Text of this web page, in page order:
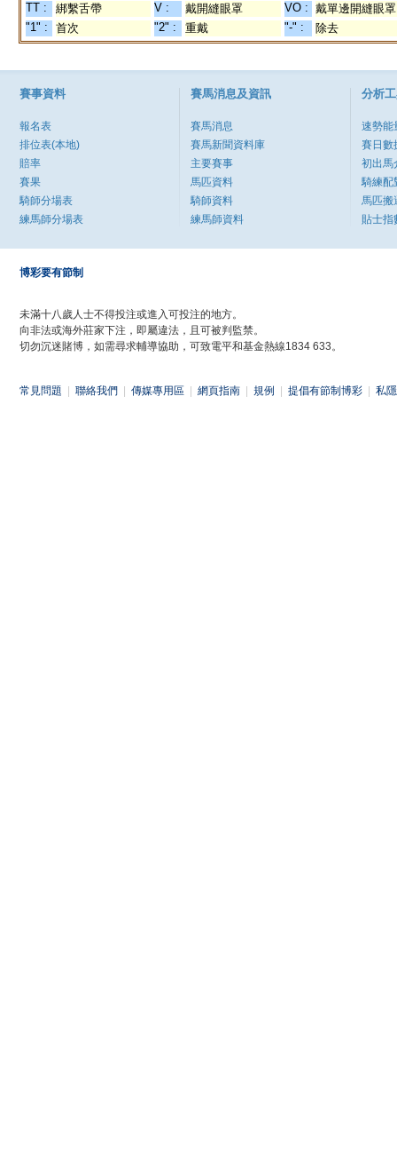
TT : 綁繫舌帶 V : 戴開縫眼罩 VO : 戴單邊開縫眼罩
"1" :
首次 "2" : 重戴 "-" : 除去
賽事資料
報名表
排位表(本地)
賠率
賽果
騎師分場表
練馬師分場表
賽馬消息及資訊
賽馬消息
賽馬新聞資料庫
主要賽事
馬匹資料
騎師資料
練馬師資料
分析
速勢能
賽日數
初出馬
騎練配
馬匹搬
貼士指
博彩要有節制
未滿十八歲人士不得投注或進入可投注的地方。
向非法或海外莊家下注，即屬違法，且可被判監禁。
切勿沉迷賭博，如需尋求輔導協助，可致電平和基金熱線1834 633。
常見問題 聯絡我們 傳媒專用區 網頁指南 規例 提倡有節制博彩 私